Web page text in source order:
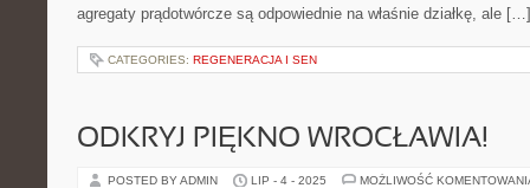
agregaty prądotwórcze są odpowiednie na właśnie działkę, ale […]
CATEGORIES: REGENERACJA I SEN
ODKRYJ PIĘKNO WROCŁAWIA!
POSTED BY ADMIN LIP - 4 - 2025 MOŻLIWOŚĆ